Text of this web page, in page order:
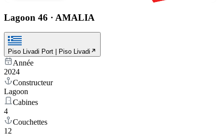
Lagoon 46 · AMALIA
Piso Livadi Port | Piso Livadi
Année
2024
Constructeur
Lagoon
Cabines
4
Couchettes
12